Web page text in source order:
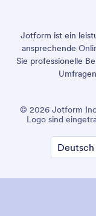
Jotform ist ein
ansprechende
Sie professionelle
© 2026 Jotform
Logo sind